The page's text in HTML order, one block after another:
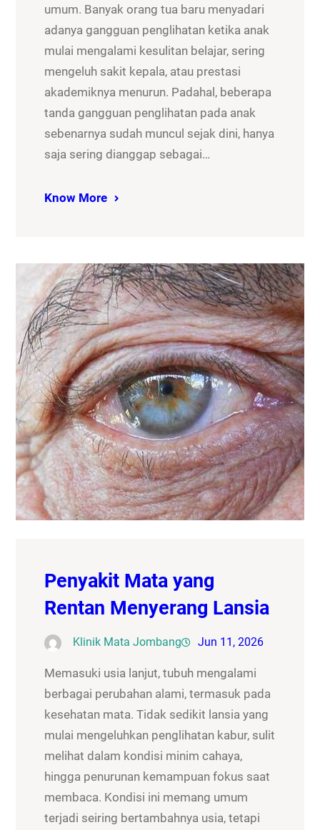
umum. Banyak orang tua baru menyadari
adanya gangguan penglihatan ketika anak
mulai mengalami kesulitan belajar, sering
mengeluh sakit kepala, atau prestasi
akademiknya menurun. Padahal, beberapa
tanda gangguan penglihatan pada anak
sebenarnya sudah muncul sejak dini, hanya
saja sering dianggap sebagai…
Know More
Penyakit Mata yang
Rentan Menyerang Lansia
Klinik Mata Jombang Jun 11, 2026
Memasuki usia lanjut, tubuh mengalami
berbagai perubahan alami, termasuk pada
kesehatan mata. Tidak sedikit lansia yang
mulai mengeluhkan penglihatan kabur, sulit
melihat dalam kondisi minim cahaya,
hingga penurunan kemampuan fokus saat
membaca. Kondisi ini memang umum
terjadi seiring bertambahnya usia, tetapi